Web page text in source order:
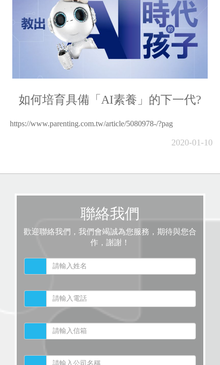
如何培育具備「AI素養」的下一代?
https://www.parenting.com.tw/article/5080978-/?pag
2020-01-10
聯絡我們
歡迎聯絡我們，我們會竭誠為您服務，期待與您合
作，謝謝！